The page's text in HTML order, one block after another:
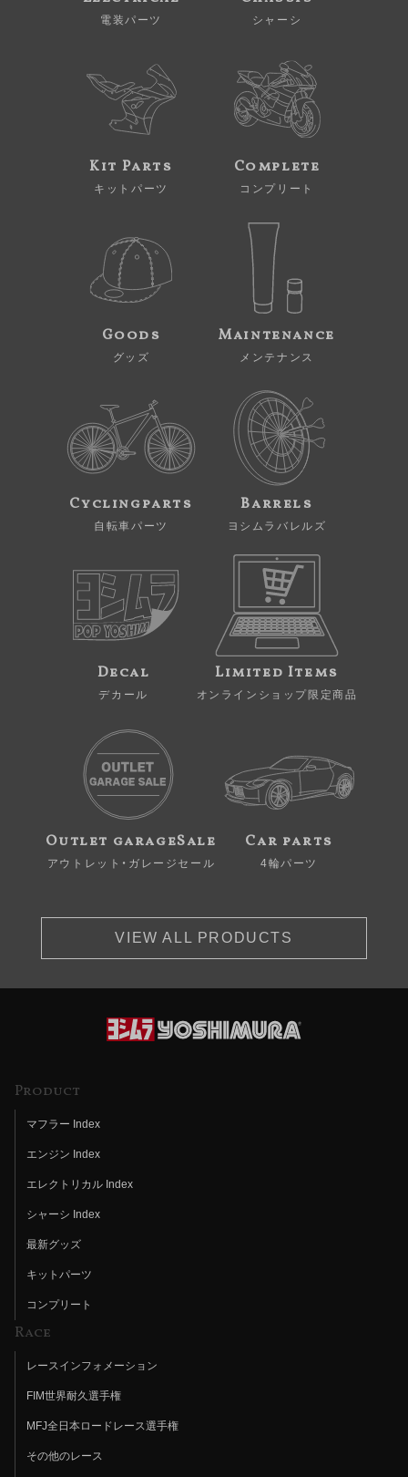
電装パーツ シャーシ
Kit Parts
キットパーツ
Complete
コンプリート
Goods
グッズ
Maintenance
メンテナンス
Cyclingparts
自転車パーツ
Barrels
ヨシムラバレルズ
Decal
デカール
Limited Items
オンラインショップ限定商品
Outlet garageSale
アウトレット・ガレージセール
Car parts
4輪パーツ
VIEW ALL PRODUCTS
Product
マフラー Index
エンジン Index
エレクトリカル Index
シャーシ Index
最新グッズ
キットパーツ
コンプリート
Race
レースインフォメーション
FIM世界耐久選手権
MFJ全日本ロードレース選手権
その他のレース